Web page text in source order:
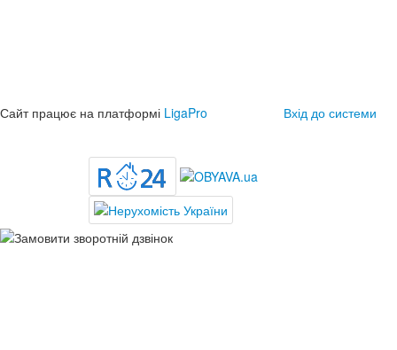
Сайт працює на платформі LigaPro Вхід до системи